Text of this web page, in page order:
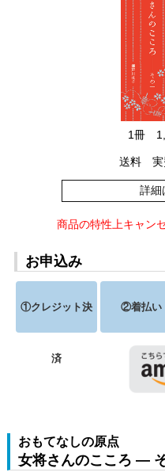
1冊
送料 実
詳細
商品の特性上キャン
お申込み
①クレジット決
済
②着払い
おもてなしの原点
女将さんのこころ ―